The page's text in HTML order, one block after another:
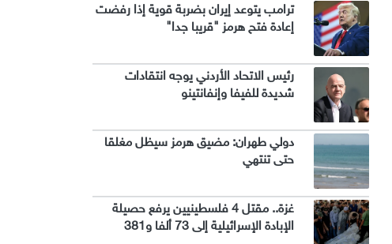
ترامب يتوعد إيران بضربة قوية إذا رفضت
إعادة فتح هرمز "قريبا جدا"
رئيس الاتحاد الأردني يوجه انتقادات
شديدة للفيفا وإنفانتينو
دولي طهران: مضيق هرمز سيظل مغلقا
حتى تنتهي
غزة.. مقتل 4 فلسطينيين يرفع حصيلة
الإبادة الإسرائيلية إلى 73 ألفا و381